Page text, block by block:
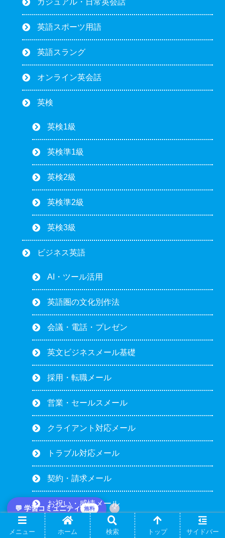
💬 学習コミュニティ 無料 ×
英語スポーツ用語
英語スラング
オンライン英会話
英検
英検1級
英検準1級
英検2級
英検準2級
英検3級
ビジネス英語
AI・ツール活用
英語圏の文化別作法
会議・電話・プレゼン
英文ビジネスメール基礎
採用・転職メール
営業・セールスメール
クライアント対応メール
トラブル対応メール
契約・請求メール
お祝い・感情メール
TOEIC
メニュー ホーム 検索 トップ サイドバー